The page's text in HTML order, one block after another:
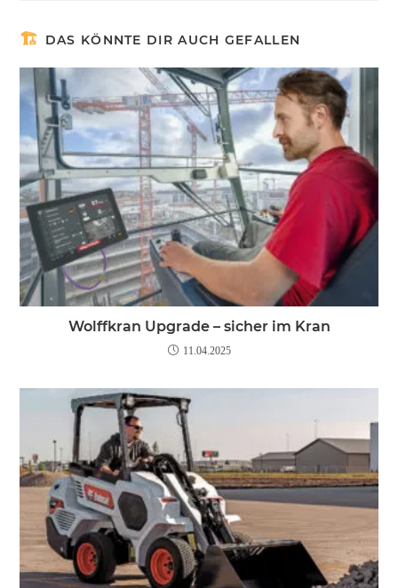
DAS KÖNNTE DIR AUCH GEFALLEN
Wolffkran Upgrade – sicher im Kran
11.04.2025